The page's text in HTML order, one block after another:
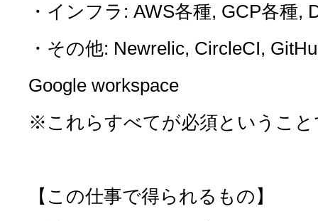
・インフラ: AWS各種, GCP各種,
・その他: Newrelic, CircleCI,
Google workspace
※これらすべてが必須というこ
【この仕事で得られるもの】